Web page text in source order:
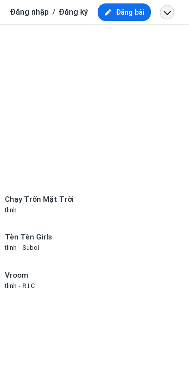
Đăng nhập Đăng ký Đăng bài
Chạy Trốn Mặt Trời
tlinh
Tèn Tèn Girls
tlinh Suboi
Vroom
tlinh R.I.C